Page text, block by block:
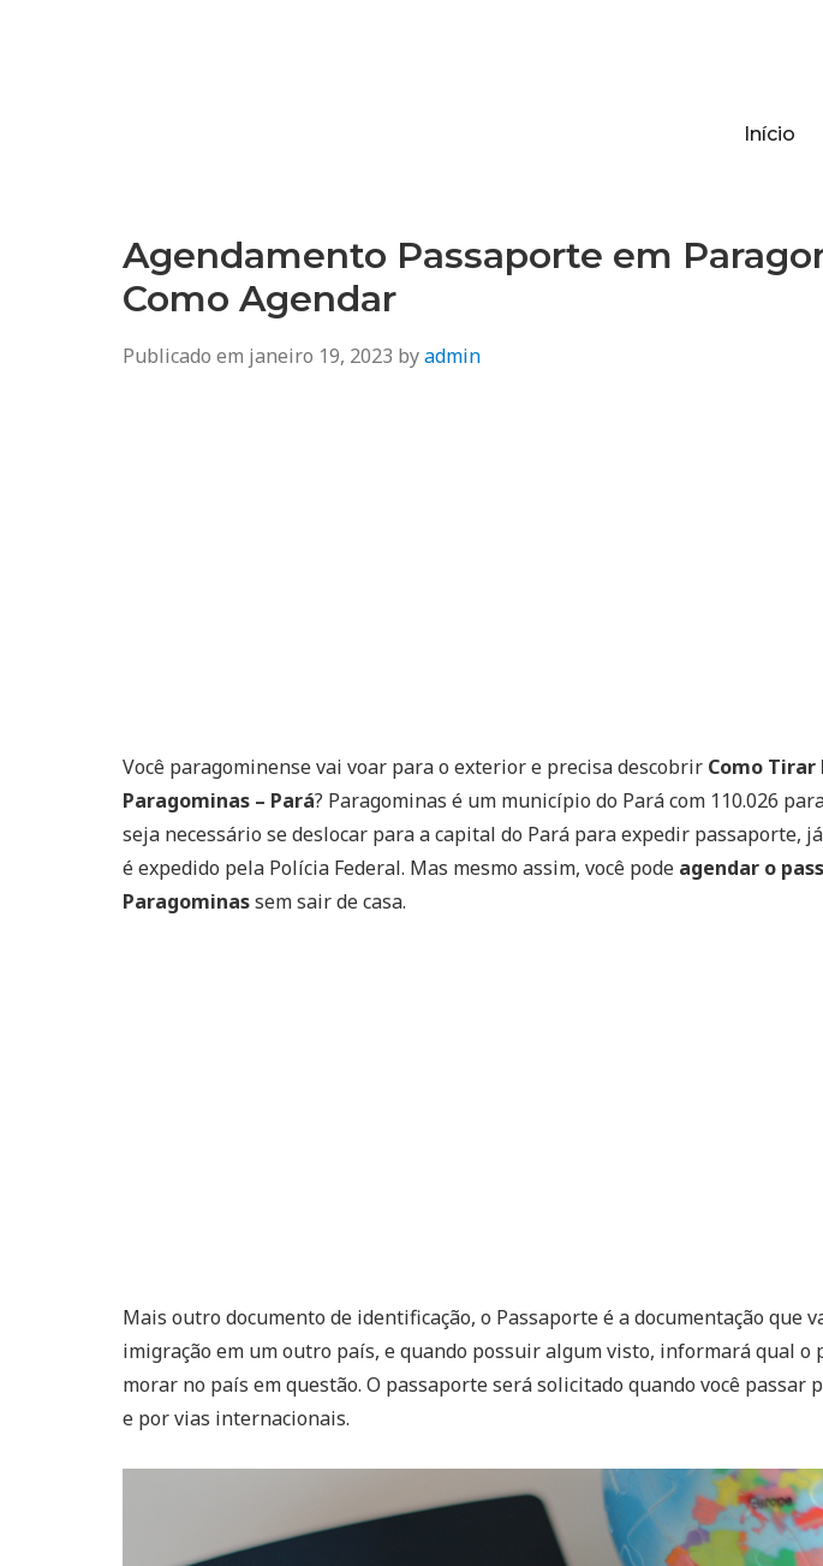
Início
Agendamento Passaporte em
Como Agendar
Publicado em janeiro 19, 2023 byadmin
Você paragominense vai voar para o exterior e precisa descobrir Como Tirar
Paragominas – Pará? Paragominas é um município do Pará com 110.026
seja necessário se deslocar para a capital do Pará para expedir passaporte,
é expedido pela Polícia Federal. Mas mesmo assim, você pode agendar o
Paragominassem sair de casa.
Mais outro documento de identificação, o Passaporte é a documentação que
imigração em um outro país, e quando possuir algum visto, informará qual o
morar no país em questão. O passaporte será solicitado quando você passar
e por vias internacionais.